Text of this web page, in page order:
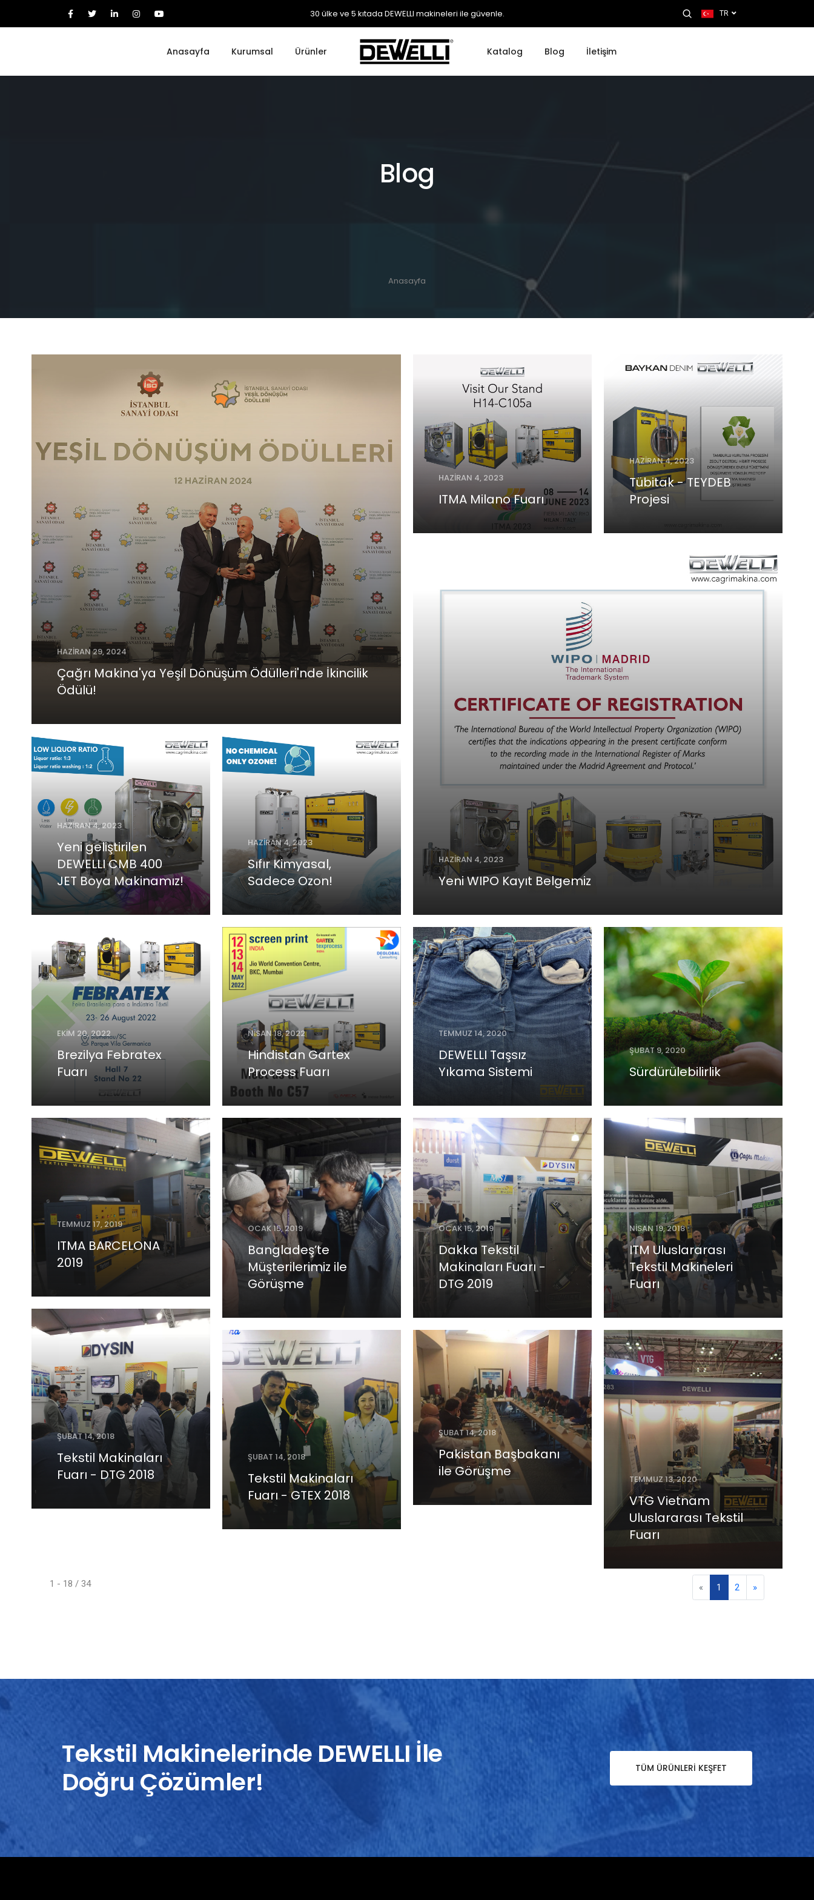
30 ülke ve 5 kıtada DEWELLI makineleri ile güvenle. TR
Anasayfa Kurumsal Ürünler Katalog Blog İletişim
Blog
Anasayfa
HAZIRAN 29, 2024
Çağrı Makina'ya Yeşil Dönüşüm Ödülleri'nde İkincilik
Ödülü!
HAZIRAN 4, 2023
ITMA Milano Fuarı
HAZIRAN 4, 2023
Tübitak - TEYDEB
Projesi
HAZIRAN 4, 2023
Yeni WIPO Kayıt Belgemiz
HAZIRAN 4, 2023
Yeni geliştirilen
DEWELLI CMB 400
JET Boya Makinamız!
HAZIRAN 4, 2023
Sıfır Kimyasal,
Sadece Ozon!
EKIM 20, 2022
Brezilya Febratex
Fuarı
NISAN 18, 2022
Hindistan Gartex
Process Fuarı
TEMMUZ 14, 2020
DEWELLI Taşsız
Yıkama Sistemi
ŞUBAT 9, 2020
Sürdürülebilirlik
TEMMUZ 17, 2019
ITMA BARCELONA
2019
OCAK 15, 2019
Bangladeş’te
Müşterilerimiz ile
Görüşme
OCAK 15, 2019
Dakka Tekstil
Makinaları Fuarı -
DTG 2019
NISAN 19, 2018
ITM Uluslararası
Tekstil Makineleri
Fuarı
ŞUBAT 14, 2018
Tekstil Makinaları
Fuarı - DTG 2018
ŞUBAT 14, 2018
Tekstil Makinaları
Fuarı - GTEX 2018
ŞUBAT 14, 2018
Pakistan Başbakanı
ile Görüşme
TEMMUZ 13, 2020
VTG Vietnam
Uluslararası Tekstil
Fuarı
1 - 18 / 34 « 1 2 »
Tekstil Makinelerinde DEWELLI İle
Doğru Çözümler!
TÜM ÜRÜNLERI KEŞFET